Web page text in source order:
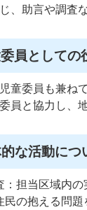
、助言や調査
委員としての
童委員も兼ね
員と協力し、
的な活動につ
：担当区域内の
民の抱える問題